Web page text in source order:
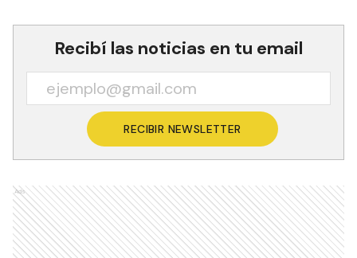
Recibí las noticias en tu email
RECIBIR NEWSLETTER
Ads